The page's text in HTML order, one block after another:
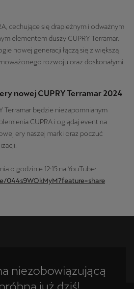
cechujące się drapieżnym i odważnym
elementem duszy CUPRY Terramar.
nowej generacji łączą się z większą
rozwoju oraz doskonałymi
nowej CUPRY Terramar 2024
Terramar będzie niezapomnianym
CUPRA i oglądaj event na
ery naszej marki oraz poczuć
o godzinie 12:15 na YouTube:
niezobowiązującą
już dziś!